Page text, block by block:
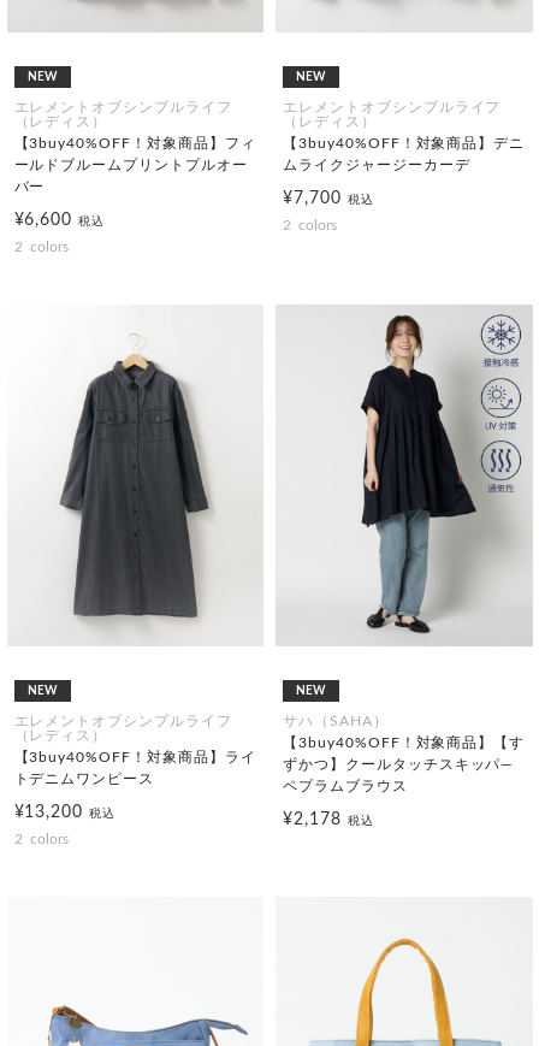
NEW
エレメントオブシンプルライフ
（レディス）
【3buy40%OFF！対象商品】フィ
ールドブルームプリントプルオー
バー
¥6,600税込
2 colors
NEW
エレメントオブシンプルライフ
（レディス）
【3buy40%OFF！対象商品】デニ
ムライクジャージーカーデ
¥7,700 税込
2 colors
NEW
エレメントオブシンプルライフ
（レディス）
【3buy40%OFF！対象商品】ライ
トデニムワンピース
¥13,200税込
2 colors
NEW
サハ（SAHA）
【3buy40%OFF！対象商品】【す
ずかつ】クールタッチスキッパ―
ペプラムブラウス
¥2,178 税込